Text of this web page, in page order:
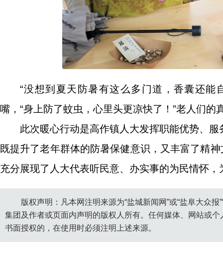
“没想到夏天防暑有这么多门道，香囊还
嘴，“身上防了蚊虫，心里头更凉快了！”老人们
此次暖心行动是高作镇人大发挥职能优势、
既提升了老年群体的防暑保健意识，又丰富了精
充分展现了人大代表听民意、办实事的为民情怀
版权声明：凡本网注明来源为“盐城新闻网”或“盐阜大众
集团及作者或页面内声明的版权人所有。任何媒体、网站或
书面授权的，在使用时必须注明上述来源。